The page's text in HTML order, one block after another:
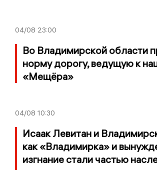
04/08 23:00
Во Владимирской области
норму дорогу, ведущую к
«Мещёра»
04/08 10:30
Исаак Левитан и
как «Владимирка» и
изгнание стали частью